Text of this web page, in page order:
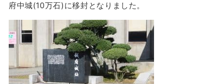
府中城(10万石)に移封となりました。